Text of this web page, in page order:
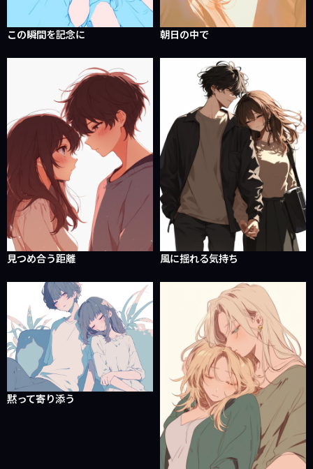
この瞬間を記念に 朝日の中で
見つめ合う距離 風に揺れる気持ち
黙って寄り添う